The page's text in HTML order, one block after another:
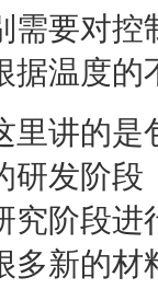
要对控
据温度的
讲的是
研发阶
究阶段
多新的